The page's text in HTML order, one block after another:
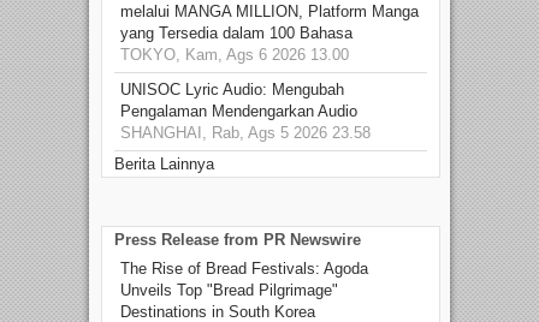
melalui MANGA MILLION, Platform Manga
yang Tersedia dalam 100 Bahasa
TOKYO, Kam, Ags 6 2026 13.00
UNISOC Lyric Audio: Mengubah
Pengalaman Mendengarkan Audio
SHANGHAI, Rab, Ags 5 2026 23.58
Berita Lainnya
Press Release from PR Newswire
The Rise of Bread Festivals: Agoda
Unveils Top "Bread Pilgrimage"
Destinations in South Korea